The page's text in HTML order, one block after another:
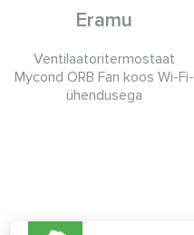
Eramu
Ventilaatoritermostaat
Mycond ORB Fan koos Wi-Fi-
ühendusega